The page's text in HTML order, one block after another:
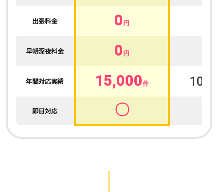
出張料金 0 円
早朝深夜料金 0 円
年間対応実績 15,000件
即日対応 〇